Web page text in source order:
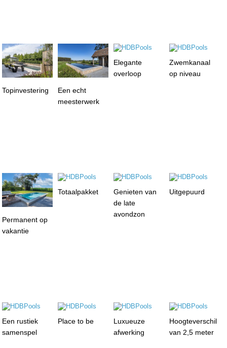
Topinvestering
Een echt
meesterwerk
Elegante
overloop
Zwemkanaal
op niveau
Permanent op
vakantie
Totaalpakket
Genieten van
de late
avondzon
Uitgepuurd
Een rustiek
samenspel
Place to be
Luxueuze
afwerking
Hoogteverschil
van 2,5 meter